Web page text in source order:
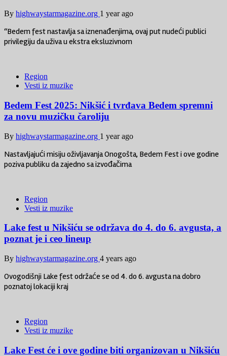
By highwaystarmagazine.org 1 year ago
“Bedem fest nastavlja sa iznenađenjima, ovaj put nudeći publici
privilegiju da uživa u ekstra eksluzivnom
Region
Vesti iz muzike
Bedem Fest 2025: Nikšić i tvrđava Bedem spremni
za novu muzičku čaroliju
By highwaystarmagazine.org 1 year ago
Nastavljajući misiju oživljavanja Onogošta, Bedem Fest i ove godine
poziva publiku da zajedno sa izvođačima
Region
Vesti iz muzike
Lake fest u Nikšiću se održava do 4. do 6. avgusta, a
poznat je i ceo lineup
By highwaystarmagazine.org 4 years ago
Ovogodišnji Lake fest održaće se od 4. do 6. avgusta na dobro
poznatoj lokaciji kraj
Region
Vesti iz muzike
Lake Fest će i ove godine biti organizovan u Nikšiću